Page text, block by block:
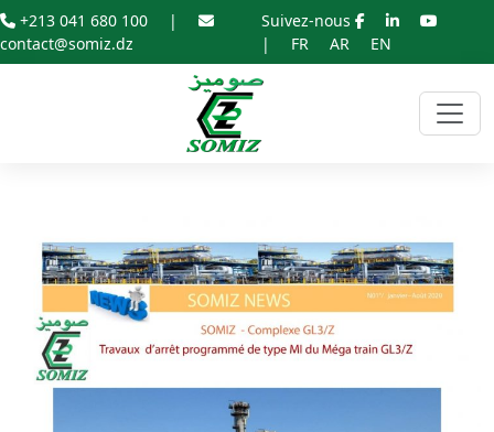
+213 041 680 100
|
contact@somiz.dz
Suivez-nous
|
FR AR EN